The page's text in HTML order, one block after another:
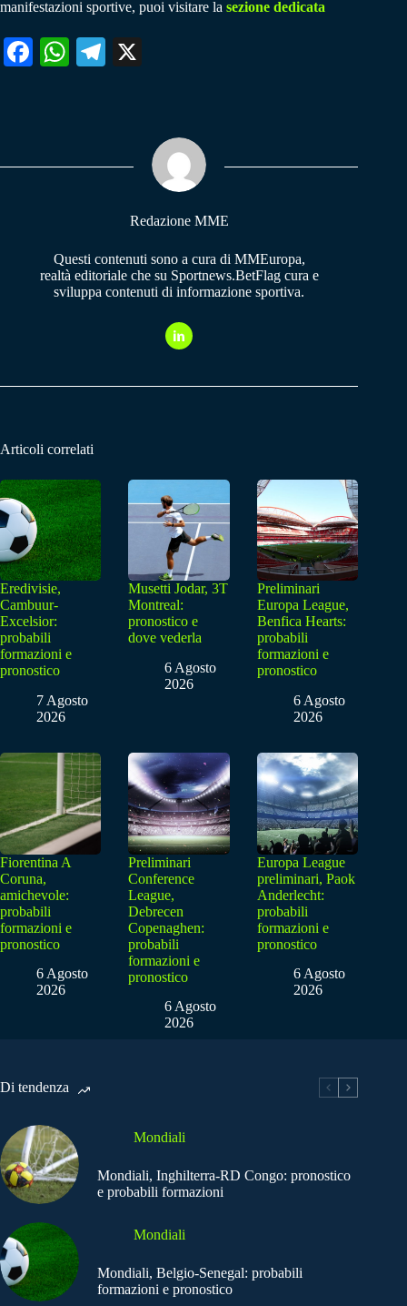
manifestazioni sportive, puoi visitare la sezione dedicata
Fa W
pp
Te
m
Redazione MME
Questi contenuti sono a cura di MMEuropa,
realtà editoriale che su Sportnews.BetFlag cura e
sviluppa contenuti di informazione sportiva.
Articoli correlati
Eredivisie,
Cambuur-
Excelsior:
probabili
formazioni e
pronostico
7 Agosto
2026
Musetti Jodar, 3T
Montreal:
pronostico e
dove vederla
6 Agosto
2026
Preliminari
Europa League,
Benfica Hearts:
probabili
formazioni e
pronostico
6 Agosto
2026
Fiorentina A
Coruna,
amichevole:
probabili
formazioni e
pronostico
6 Agosto
2026
Preliminari
Conference
League,
Debrecen
Copenaghen:
probabili
formazioni e
pronostico
6 Agosto
2026
Europa League
preliminari, Paok
Anderlecht:
probabili
formazioni e
pronostico
6 Agosto
2026
Di tendenza
Mondiali
Mondiali, Inghilterra-RD Congo: pronostico
e probabili formazioni
Mondiali
Mondiali, Belgio-Senegal: probabili
formazioni e pronostico